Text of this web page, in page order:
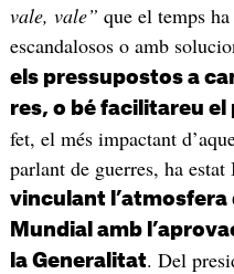
vale, vale” que el temps
escandalosos o amb
els pressupostos a
res, o bé facilitareu el
fet, el més impactant
parlant de guerres, ha
vinculant l’atmosfera
Mundial amb
la Generalitat. Del